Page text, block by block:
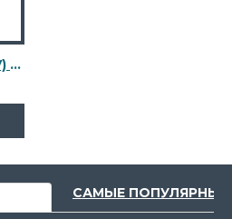
Тройник Gebo (130-6V) 1 ВР(г) х 1 ВР(г) х 1 ВР(г) чугунный оцинкованный
САМЫЕ ПОПУЛЯРНЫЕ